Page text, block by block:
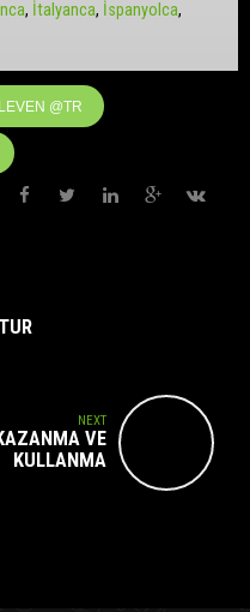
İtalyanca İspanyolca
@TR
NEXT
VE
KULLANMA